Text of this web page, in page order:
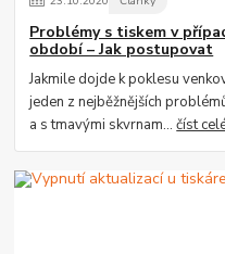
Problémy s tiskem v
období – Jak postupovat
Jakmile dojde k poklesu
jeden z nejběžnějších
a s tmavými skvrnam...číst